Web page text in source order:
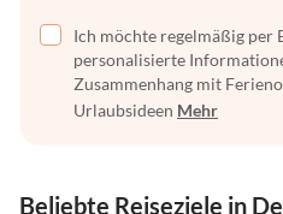
Ich möchte regelmäßig per
personalisierte
Zusammenhang mit
Urlaubsideen Mehr
Beliebte Reiseziele in